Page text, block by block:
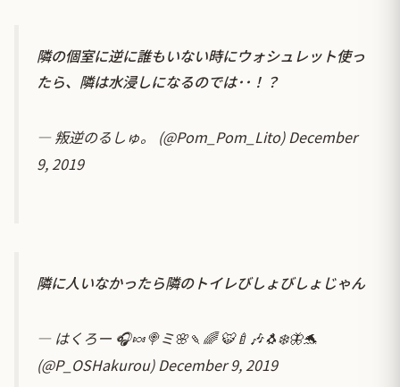
隣の個室に逆に誰もいない時にウォシュレット使っ
たら、隣は水浸しになるのでは･･！？
— 叛逆のるしゅ。 (@Pom_Pom_Lito)December
9, 2019
隣に人いなかったら隣のトイレびしょびしょじゃん
— はくろー 🎧🍬🍭ミ🌸🍡🌈 🐯🍼🎶🐧❄️🦋🐬
(@P_OSHakurou)December 9, 2019